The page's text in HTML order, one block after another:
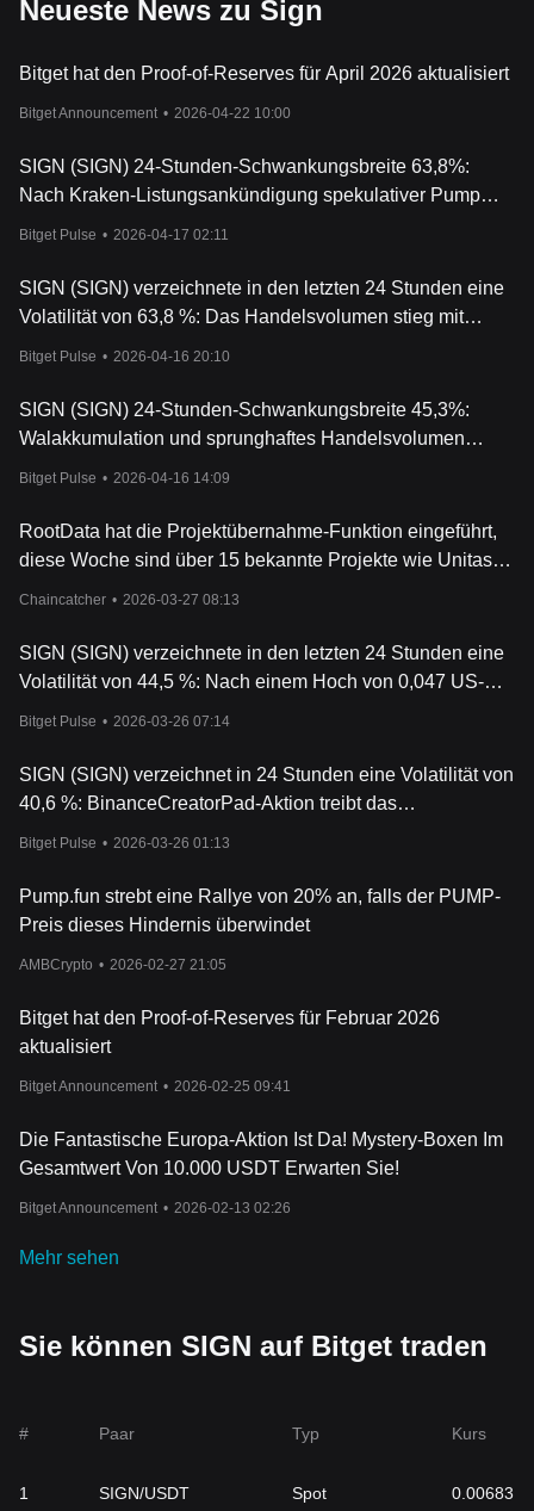
Neueste News zu Sign
Bitget hat den Proof-of-Reserves für April 2026 aktualisiert
Bitget Announcement • 2026-04-22 10:00
SIGN (SIGN) 24-Stunden-Schwankungsbreite 63,8%:
Nach Kraken-Listungsankündigung spekulativer Pump
Bitget Pulse • 2026-04-17 02:11
SIGN (SIGN) verzeichnete in den letzten 24 Stunden eine
Volatilität von 63,8 %: Das Handelsvolumen stieg mit
Bitget Pulse • 2026-04-16 20:10
SIGN (SIGN) 24-Stunden-Schwankungsbreite 45,3%:
Walakkumulation und sprunghaftes Handelsvolumen
Bitget Pulse • 2026-04-16 14:09
RootData hat die Projektübernahme-Funktion eingeführt,
diese Woche sind über 15 bekannte Projekte wie Unitas
Chaincatcher • 2026-03-27 08:13
SIGN (SIGN) verzeichnete in den letzten 24 Stunden eine
Volatilität von 44,5 %: Nach einem Hoch von 0,047 US-
Bitget Pulse • 2026-03-26 07:14
SIGN (SIGN) verzeichnet in 24 Stunden eine Volatilität von
40,6 %: BinanceCreatorPad-Aktion treibt das
Bitget Pulse • 2026-03-26 01:13
Pump.fun strebt eine Rallye von 20% an, falls der PUMP-
Preis dieses Hindernis überwindet
AMBCrypto • 2026-02-27 21:05
Bitget hat den Proof-of-Reserves für Februar 2026
aktualisiert
Bitget Announcement • 2026-02-25 09:41
Die Fantastische Europa-Aktion Ist Da! Mystery-Boxen Im
Gesamtwert Von 10.000 USDT Erwarten Sie!
Bitget Announcement • 2026-02-13 02:26
Mehr sehen
Sie können SIGN auf Bitget traden
# Paar Typ Kurs
1 SIGN/USDT Spot 0.00683